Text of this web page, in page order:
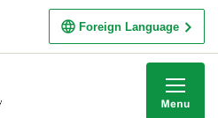
Foreign Language